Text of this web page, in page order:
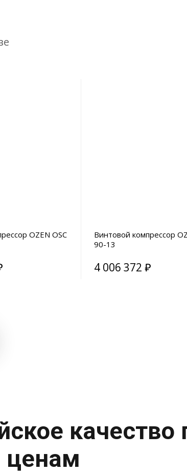
OZEN OSC
Винтовой компрессор
90-13
4 006 372 ₽
качество
ценам